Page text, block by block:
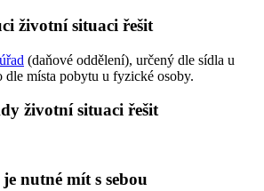
životní situaci řešit
(daňové oddělení), určený dle sídla u
dle místa pobytu u fyzické osoby.
životní situaci řešit
nutné mít s sebou